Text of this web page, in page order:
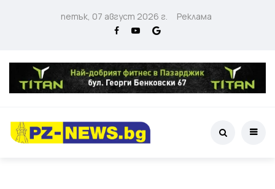
петък, 07 август 2026 г. Реклама